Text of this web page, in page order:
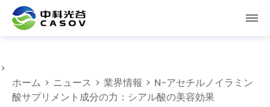
>
ホーム > ニュース > 業界情報 > N-アセチルノイラミン
酸サプリメント成分の力：シアル酸の美容効果